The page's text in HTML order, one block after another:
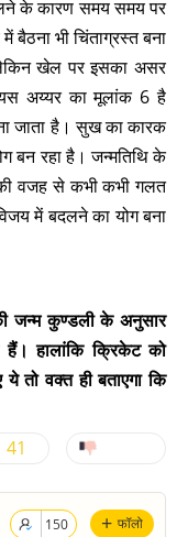
के कारण समय समय पर
बैठना भी चिंताग्रस्त बना
खेल पर इसका असर
अय्यर का मूलांक 6 है
जाता है। सुख का कारक
बन रहा है। जन्मतिथि के
वजह से कभी कभी गलत
में बदलने का योग बना
जन्म कुण्डली के अनुसार
हालांकि क्रिकेट को
तो वक्त ही बताएगा कि
41
+ फॉलो
150